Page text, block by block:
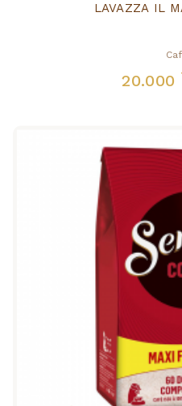
LAVAZZA IL
20.000